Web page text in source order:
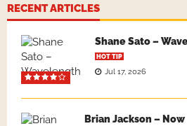
RECENT ARTICLES
Shane Sato –
HOT TIP
Jul 17, 2026
Brian Jackson –